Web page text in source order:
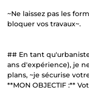
~Ne laissez pas les
bloquer vos travaux~.
## En tant
ans d'expérience), je
plans, ~je sécurise
**MON OBJECTIF :**